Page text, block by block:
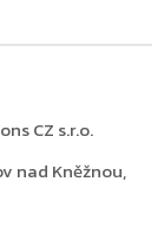
CZ s.r.o.
nad Kněžnou,